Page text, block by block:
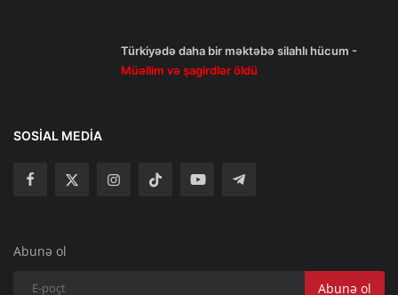
Türkiyədə daha bir məktəbə silahlı hücum -
Müəllim və şagirdlər öldü
SOSIAL MEDIA
Abunə ol
Abunə ol